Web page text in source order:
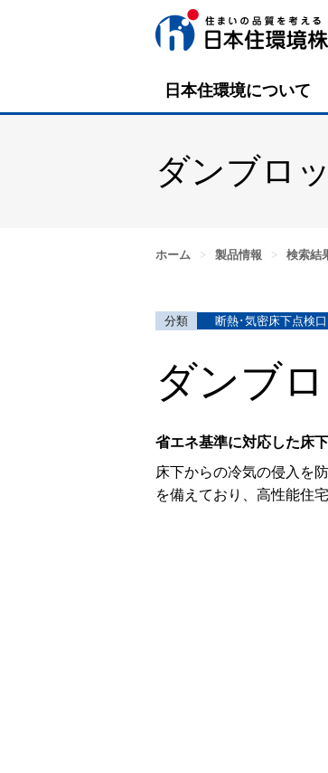
日本住環境について
ダンブロ
ホーム > 製品情報 > 検索結
断熱･気密床下点検口
ダンブ
省エネ基準に対応した床
床下からの冷気の侵入を
を備えており、高性能住